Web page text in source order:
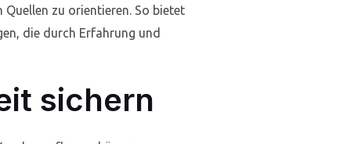
zu orientieren. So bietet
die durch Erfahrung und
sichern